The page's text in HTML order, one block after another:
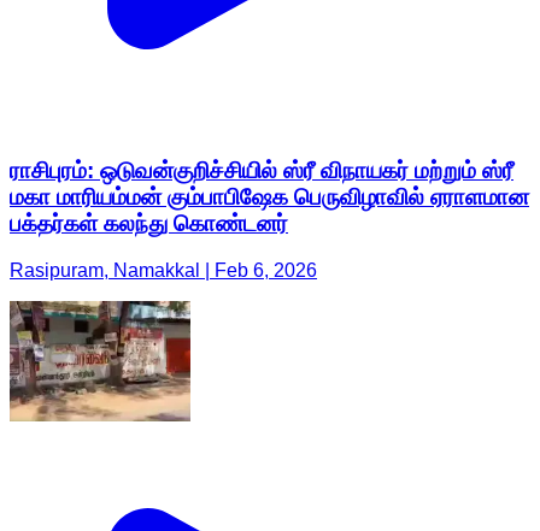
ராசிபுரம்: ஒடுவன்குறிச்சியில் ஸ்ரீ விநாயகர் மற்றும் ஸ்ரீ
மகா மாரியம்மன் கும்பாபிஷேக பெருவிழாவில் ஏராளமான
பக்தர்கள் கலந்து கொண்டனர்
Rasipuram, Namakkal | Feb 6, 2026